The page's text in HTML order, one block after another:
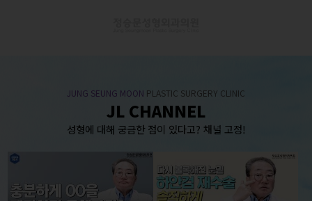
JUNG SEUNG MOON PLASTIC SURGERY CLINIC
JL CHANNEL
성형에 대해 궁금한 점이 있다고? 채널 고정!